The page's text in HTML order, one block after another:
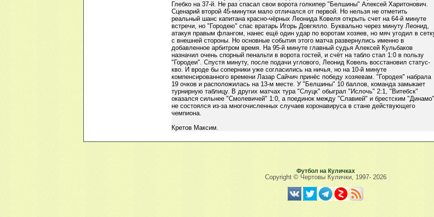
Глебко на 37-й. Не раз спасал свои ворота голкипер "Белшины" Алексей Харитонович.
Сценарий второй 45-минутки мало отличался от первой. Но нельзя не отметить
реальный шанс капитана красно-чёрных Леонида Ковеля открыть счет на 64-й минуте
встречи, но "Городею" спас вратарь Игорь Довгялло. Буквально через минуту Леонид,
атакуя правым флангом, нанес ещё один удар по воротам хозяев, но мяч угодил в
с внешней стороны. Но основные события этого матча развернулись именно в
добавленное арбитром время. На 95-й минуте главный судья Алексей Кульбаков
назначил очень спорный пенальти в ворота гостей, и счёт на табло стал 1:0 в пользу
"Городеи". Спустя минуту, после подачи углового, Леонид Ковель восстановил статус-
кво. И вроде бы соперники уже согласились на ничья, но на 10-й минуте
компенсированного времени Лазар Сайчич принёс победу хозяевам. "Городея" набрала
19 очков и расположилась на 13-м месте. У "Белшины" 10 баллов, команда замыкает
турнирную таблицу. В других матчах тура "Слуцк" обыграл "Ислочь" 2:1, "Витебск"
оказался сильнее "Смолевичей" 1:0, а поединок между "Славией" и брестским "Динамо"
не состоялся из-за многочисленных случаев коронавируса в стане действующего
чемпиона.
Кретов Максим.
Футбол на Куличках
Copyright © Чертовы Кулички, 1997- 2026